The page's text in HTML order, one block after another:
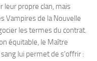
leur propre clan, mais
Vampires de la Nouvelle
les termes du contrat.
équitable, le Maître
lui permet de s’offrir :